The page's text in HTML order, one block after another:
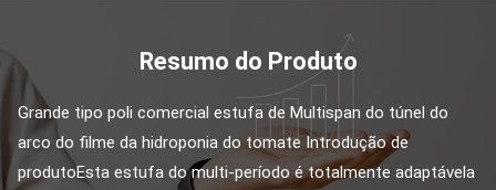
Resumo do Produto
Grande tipo poli comercial estufa de Multispan do túnel do
arco do filme da hidroponia do tomate Introdução de
produtoEsta estufa do multi-período é totalmente adaptávela